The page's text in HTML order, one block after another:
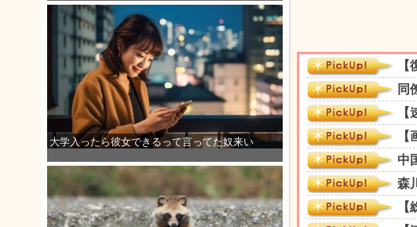
大学入ったら彼女できるって言ってた奴来い